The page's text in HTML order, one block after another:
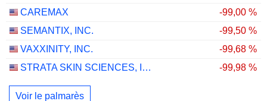
CAREMAX
-99,00 %
SEMANTIX, INC.
-99,50 %
VAXXINITY, INC.
-99,68 %
STRATA SKIN SCIENCES, INC.
-99,98 %
Voir le palmarès